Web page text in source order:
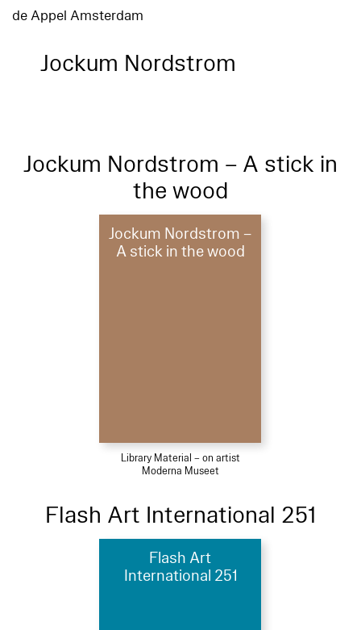
de Appel Amsterdam
Jockum Nordstrom
Jockum Nordstrom – A stick in
the wood
Jockum Nordstrom –
A stick in the wood
Library Material – on artist
Moderna Museet
Flash Art International 251
Flash Art
International 251